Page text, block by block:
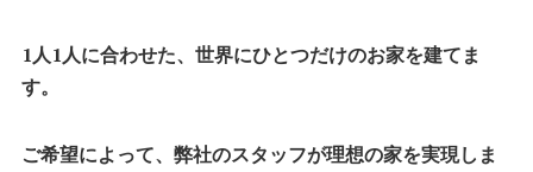
1人1人に合わせた、世界にひとつだけのお家を建てま
す。
ご希望によって、弊社のスタッフが理想の家を実現しま